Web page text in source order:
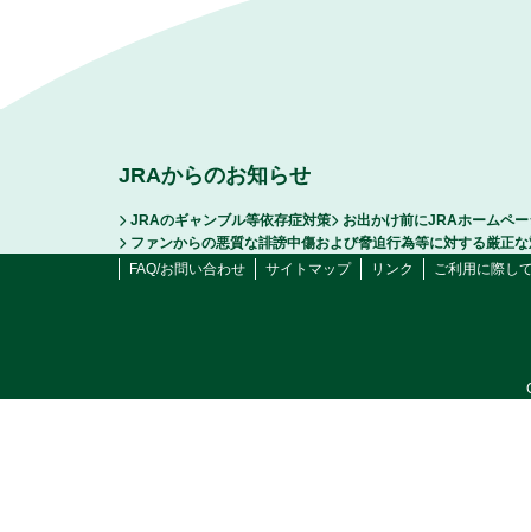
JRAからのお知らせ
JRAのギャンブル等依存症対策
お出かけ前にJRAホームペ
ファンからの悪質な誹謗中傷および脅迫行為等に対する厳正
FAQ/お問い合わせ
サイトマップ リンク ご利用に際し